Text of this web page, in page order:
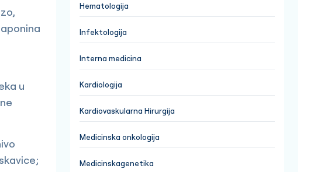
u
Hematologija
Infektologija
Interna medicina
Kardiologija
Kardiovaskularna Hirurgija
Medicinska onkologija
Medicinskagenetika